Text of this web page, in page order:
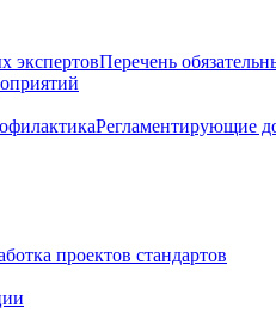
экспертовПеречень
Регламентирующие
проектов стандартов